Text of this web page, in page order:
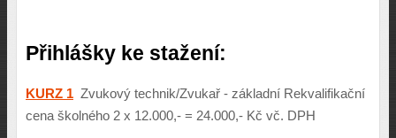
Přihlášky ke stažení:
KURZ 1 Zvukový technik/Zvukař - základní Rekvalifikační
cena školného 2 x 12.000,- = 24.000,- Kč vč. DPH